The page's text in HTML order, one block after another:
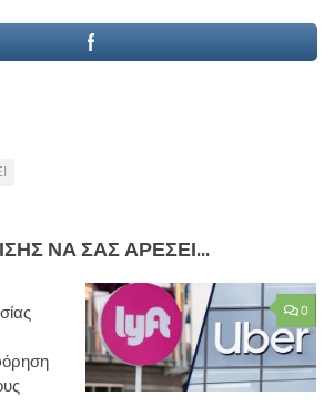
ΝΑ ΣΑΣ ΑΡΈΣΕΙ...
0